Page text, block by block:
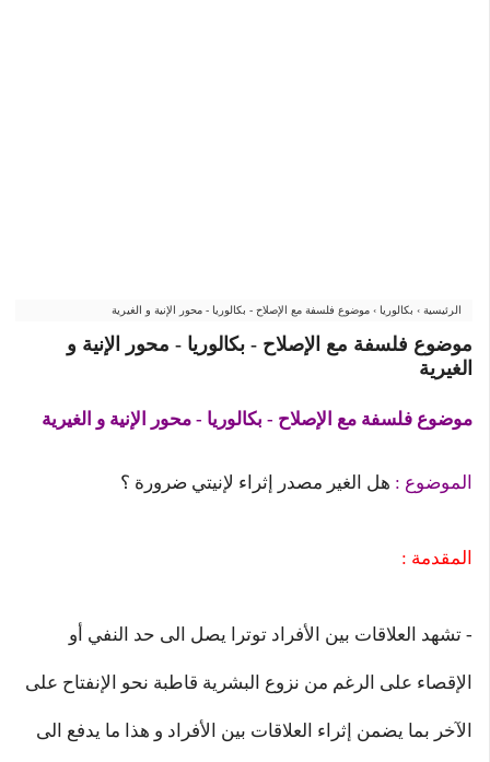
الرئيسية › بكالوريا › موضوع فلسفة مع الإصلاح - بكالوريا - محور الإنية و الغيرية
موضوع فلسفة مع الإصلاح - بكالوريا - محور الإنية و
الغيرية
موضوع فلسفة مع الإصلاح - بكالوريا - محور الإنية و الغيرية
الموضوع : هل الغير مصدر إثراء لإنيتي ضرورة ؟
المقدمة :
- تشهد العلاقات بين الأفراد توترا يصل الى حد النفي أو
الإقصاء على الرغم من نزوع البشرية قاطبة نحو الإنفتاح على
الآخر بما يضمن إثراء العلاقات بين الأفراد و هذا ما يدفع الى